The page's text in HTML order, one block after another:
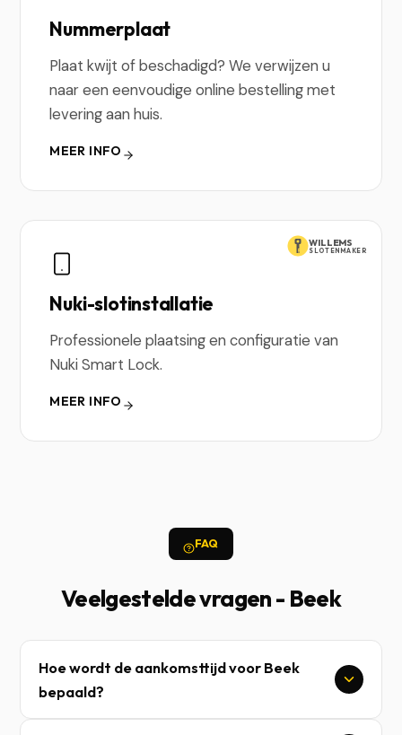
Nummerplaat
Plaat kwijt of beschadigd? We verwijzen u
naar een eenvoudige online bestelling met
levering aan huis.
MEER INFO
WILLEMS
SLOTENMAKER
Nuki-slotinstallatie
Professionele plaatsing en configuratie van
Nuki Smart Lock.
MEER INFO
FAQ
Veelgestelde vragen - Beek
Hoe wordt de aankomsttijd voor Beek
bepaald?